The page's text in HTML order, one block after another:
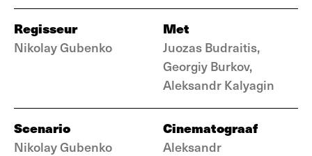
Regisseur
Nikolay Gubenko
Met
Juozas Budraitis,
Georgiy Burkov,
Aleksandr Kalyagin
Scenario
Nikolay Gubenko
Cinematograaf
Aleksandr